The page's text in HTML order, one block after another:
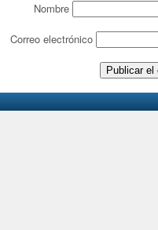
Nombre
Correo electrónico